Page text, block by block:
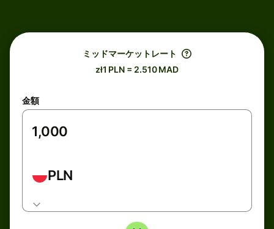
ミッドマーケットレート
zł1 PLN = 2.510 MAD
金額
PLN